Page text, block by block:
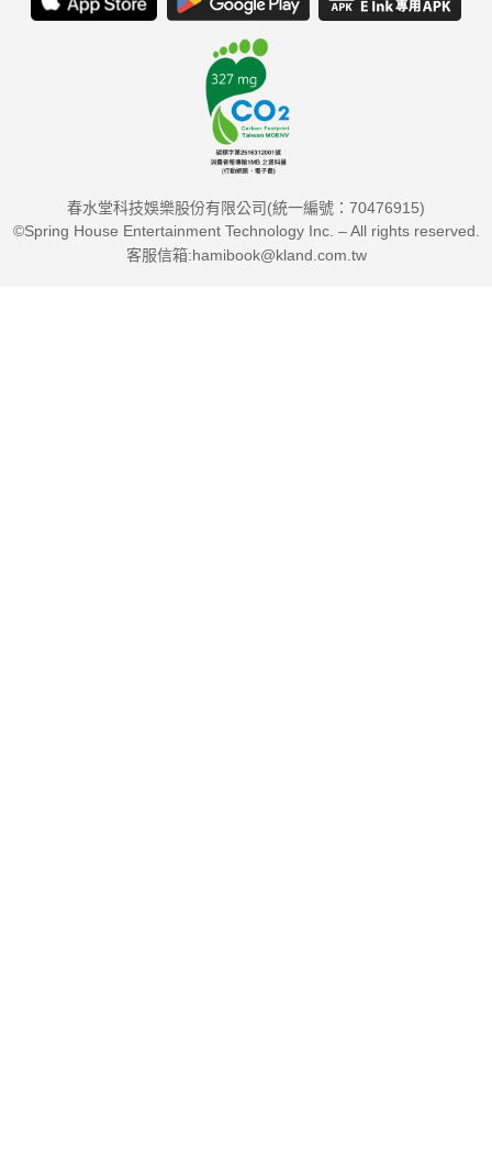
春水堂科技娛樂股份有限公司(統一編號：70476915)
©Spring House Entertainment Technology Inc. – All rights reserved.
客服信箱:hamibook@kland.com.tw